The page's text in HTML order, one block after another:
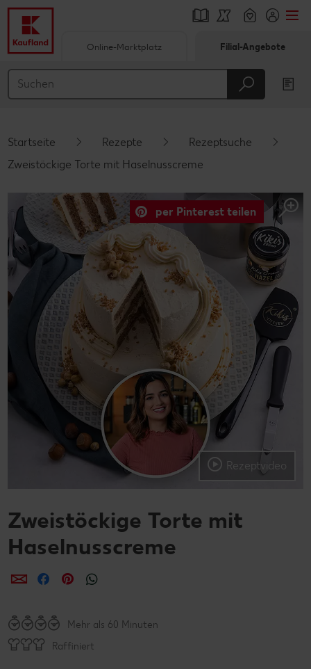
Hauptinhalt
Schwebender Seitenbereich
Online-Marktplatz Filial-Angebote
Startseite Rezepte
Rezeptsuche
Zweistöckige Torte mit Haselnusscreme
Rezeptvideo
per Pinterest teilen
Zweistöckige Torte mit
Haselnusscreme
per E-Mail teilen
per Facebook teilen
per Pinterest teilen
Mehr als 60 Minuten
Raffiniert